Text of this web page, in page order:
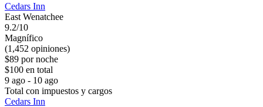
Cedars Inn
East Wenatchee
9.2/10
Magnífico
(1,452 opiniones)
$89 por noche
$100 en total
9 ago - 10 ago
Total con impuestos y cargos
Cedars Inn